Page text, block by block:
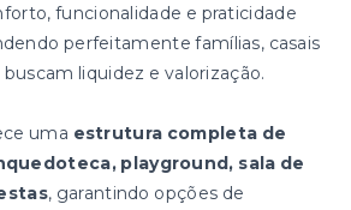
funcionalidade e praticidade
perfeitamente famílias, casais
liquidez e valorização.
uma estrutura completa de
playground, sala de
, garantindo opções de